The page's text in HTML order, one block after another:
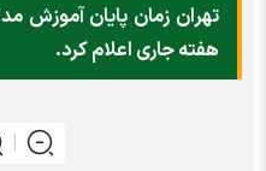
تهران زمان پایان آموزش
هفته جاری اعلام کرد.